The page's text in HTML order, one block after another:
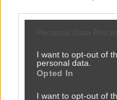
Personal Data
I want to opt-out of
personal data.
Opted In
I want to opt-out of